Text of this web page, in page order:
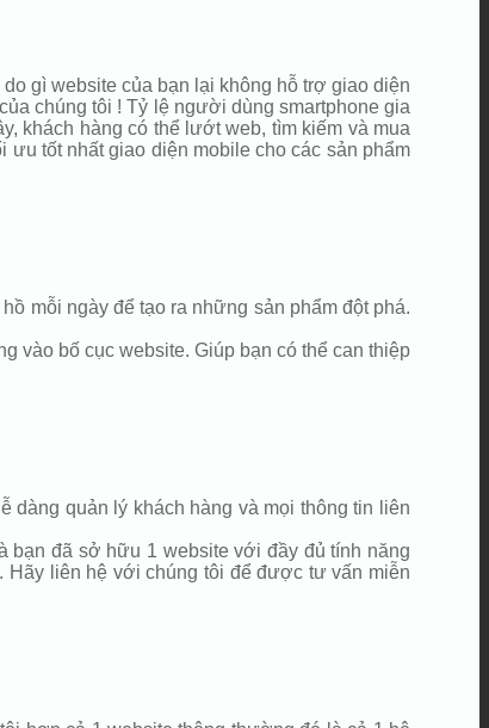
gì website của bạn lại không hỗ trợ giao diện
chúng tôi ! Tỷ lệ người dùng smartphone gia
khách hàng có thể lướt web, tìm kiếm và mua
tốt nhất giao diện mobile cho các sản phẩm
mỗi ngày để tạo ra những sản phẩm đột phá.
vào bố cục website. Giúp bạn có thể can thiệp
dàng quản lý khách hàng và mọi thông tin liên
bạn đã sở hữu 1 website với đầy đủ tính năng
Hãy liên hệ với chúng tôi để được tư vấn miễn